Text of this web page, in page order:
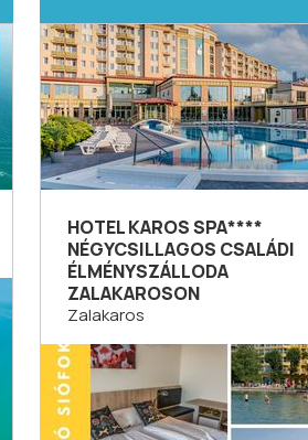
HOTEL KAROS SPA****
NÉGYCSILLAGOS CSALÁDI
ÉLMÉNYSZÁLLODA
ZALAKAROSON
Zalakaros